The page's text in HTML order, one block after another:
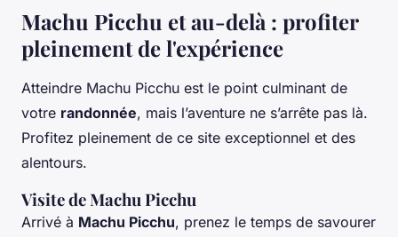
Machu Picchu et au-delà : profiter
pleinement de l'expérience
Atteindre Machu Picchu est le point culminant de
votre randonnée, mais l’aventure ne s’arrête pas là.
Profitez pleinement de ce site exceptionnel et des
alentours.
Visite de Machu Picchu
Arrivé à Machu Picchu, prenez le temps de savourer